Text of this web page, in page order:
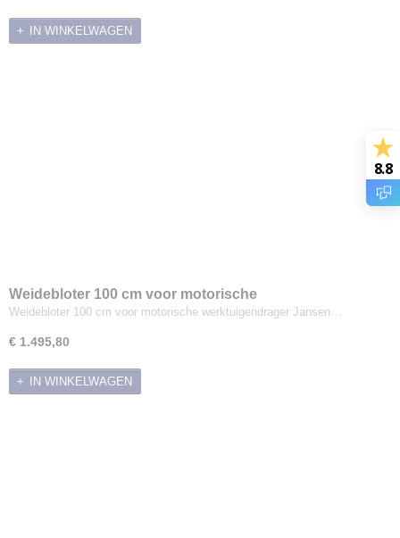
IN WINKELWAGEN
Weidebloter 100 cm voor motorische
werktuigendrager Jansen MGT-600
Weidebloter 100 cm voor motorische werktuigendrager Jansen…
€ 1.495,80
IN WINKELWAGEN
8.8